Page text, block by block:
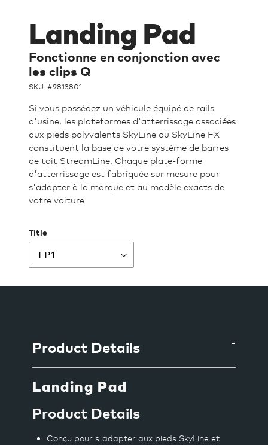
Landing Pad
Fonctionne en conjonction avec
les clips Q
SKU: #9813801
Si vous possédez un véhicule équipé de rails
d'usine, les plateformes d'atterrissage associées
aux pieds polyvalents SkyLine ou SkyLine FX
constituent la base de votre système de barres
de toit StreamLine. Chaque plate-forme
d'atterrissage est fabriquée sur mesure pour
s'adapter à la marque et au modèle exacts de
votre voiture.
Title
Product Details
Landing Pad
Product Details
Conçu pour s'adapter aux pieds SkyLine et